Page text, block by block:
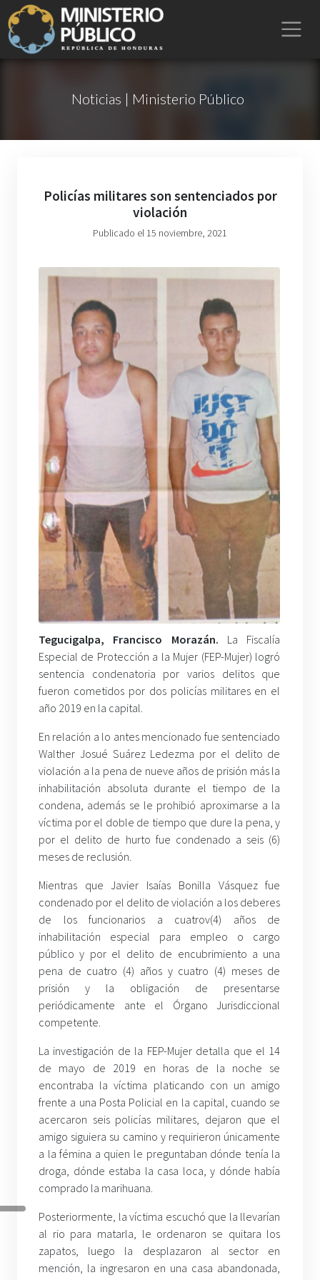
Noticias | Ministerio Público
Policías militares son sentenciados por
violación
Publicado el 15 noviembre, 2021
Tegucigalpa, Francisco Morazán. La Fiscalía
Especial de Protección a la Mujer (FEP-Mujer) logró
sentencia condenatoria por varios delitos que
fueron cometidos por dos policías militares en el
año 2019 en la capital.
En relación a lo antes mencionado fue sentenciado
Walther Josué Suárez Ledezma por el delito de
violación a la pena de nueve años de prisión más la
inhabilitación absoluta durante el tiempo de la
condena, además se le prohibió aproximarse a la
víctima por el doble de tiempo que dure la pena, y
por el delito de hurto fue condenado a seis (6)
meses de reclusión.
Mientras que Javier Isaías Bonilla Vásquez fue
condenado por el delito de violación a los deberes
de los funcionarios a cuatrov(4) años de
inhabilitación especial para empleo o cargo
público y por el delito de encubrimiento a una
pena de cuatro (4) años y cuatro (4) meses de
prisión y la obligación de presentarse
periódicamente ante el Órgano Jurisdiccional
competente.
La investigación de la FEP-Mujer detalla que el 14
de mayo de 2019 en horas de la noche se
encontraba la víctima platicando con un amigo
frente a una Posta Policial en la capital, cuando se
acercaron seis policías militares, dejaron que el
amigo siguiera su camino y requirieron únicamente
a la fémina a quien le preguntaban dónde tenía la
droga, dónde estaba la casa loca, y dónde había
comprado la marihuana.
Posteriormente, la víctima escuchó que la llevarían
al rio para matarla, le ordenaron se quitara los
zapatos, luego la desplazaron al sector en
mención, la ingresaron en una casa abandonada,